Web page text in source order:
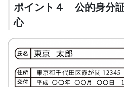
ポイント４ 公的身分
心